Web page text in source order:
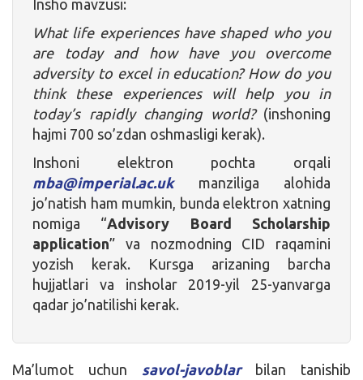
Insho mavzusi:
What life experiences have shaped who you
are today and how have you overcome
adversity to excel in education? How do you
think these experiences will help you in
today’s rapidly changing world? (inshoning
hajmi 700 so’zdan oshmasligi kerak).
Inshoni elektron pochta orqali
mba@imperial.ac.ukmanziliga alohida
jo’natish ham mumkin, bunda elektron xatning
nomiga “Advisory Board Scholarship
application” va nozmodning CID raqamini
yozish kerak. Kursga arizaning barcha
hujjatlari va insholar 2019-yil 25-yanvarga
qadar jo’natilishi kerak.
Ma’lumot uchun savol-javoblarbilan tanishib